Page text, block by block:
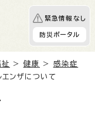
緊急情報なし
防災ポータル
祉 > 健康 > 感染症
ンザについて